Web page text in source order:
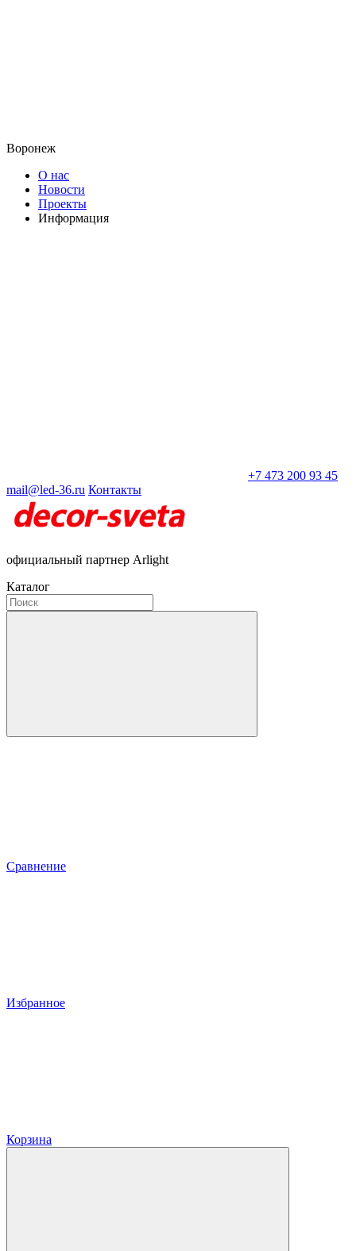
Воронеж
О нас
Новости
Проекты
Информация
+7 473 200 93 45
mail@led-36.ru Контакты
официальный партнер Arlight
Каталог
Сравнение
Избранное
Корзина